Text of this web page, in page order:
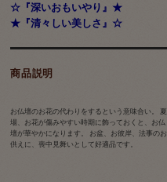
☆『深いおもいやり』★
★『清々しい美しさ』☆
商品説明
お仏壇のお花の代わりをするという意味合い。 夏
場、お花が傷みやすい時期に飾っておくと、お仏
壇が華やかになります。 お盆、お彼岸、法事のお
供えに、喪中見舞いとして好適品です。